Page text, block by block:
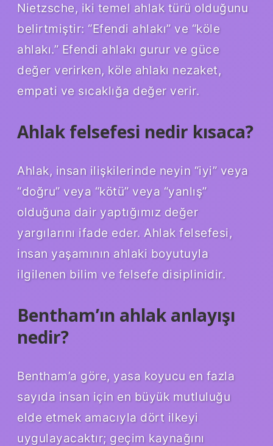
Nietzsche, iki temel ahlak türü olduğunu
belirtmiştir: “Efendi ahlakı” ve “köle
ahlakı.” Efendi ahlakı gurur ve güce
değer verirken, köle ahlakı nezaket,
empati ve sıcaklığa değer verir.
Ahlak felsefesi nedir kısaca?
Ahlak, insan ilişkilerinde neyin “iyi” veya
“doğru” veya “kötü” veya “yanlış”
olduğuna dair yaptığımız değer
yargılarını ifade eder. Ahlak felsefesi,
insan yaşamının ahlaki boyutuyla
ilgilenen bilim ve felsefe disiplinidir.
Bentham’ın ahlak anlayışı
nedir?
Bentham’a göre, yasa koyucu en fazla
sayıda insan için en büyük mutluluğu
elde etmek amacıyla dört ilkeyi
uygulayacaktır; geçim kaynağını